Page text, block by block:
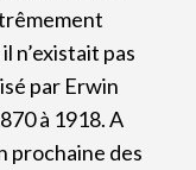
n’existait pas
par Erwin
à 1918. A
prochaine des